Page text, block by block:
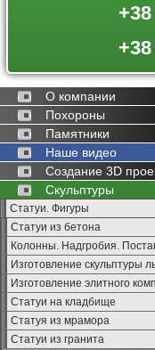
О компании
Похороны
Памятники
Наше видео
Создание 3D
Скульптуры
Статуи. Фигуры
Статуи из бетона
Колонны. Надгробия.
Изготовление скульптуры
Изготовление элитного
Статуи на кладбище
Статуя из мрамора
Статуи из гранита